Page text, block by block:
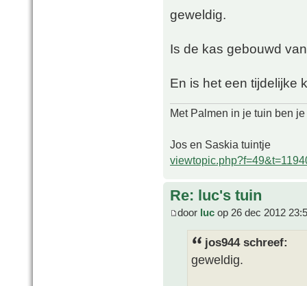
geweldig.
Is de kas gebouwd
En is het een tijdelijke
Met Palmen in je tuin ben
Jos en Saskia tuintje
Re: luc's tuin
door luc op 26 dec 2012
jos944 schreef:
geweldig.